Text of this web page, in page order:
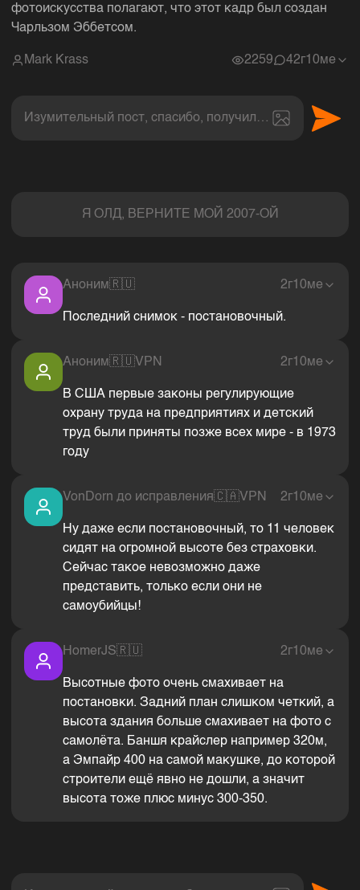
фотоискусства полагают, что этот кадр был создан
Чарльзом Эббетсом.
Mark Krass 2259 42г10ме
Изумительный пост, спасибо, получил величайшее
Я ОЛД, ВЕРНИТЕ МОЙ 2007-ОЙ
Аноним🇷🇺 2г10ме
Последний снимок - постановочный.
Аноним🇷🇺VPN 2г10ме
В США первые законы регулирующие
охрану труда на предприятиях и детский
труд были приняты позже всех мире - в 1973
году
VonDorn до исправления🇨🇦VPN 2г10ме
Ну даже если постановочный, то 11 человек
сидят на огромной высоте без страховки.
Сейчас такое невозможно даже
представить, только если они не
самоубийцы!
HomerJS🇷🇺 2г10ме
Высотные фото очень смахивает на
постановки. Задний план слишком четкий, а
высота здания больше смахивает на фото с
самолёта. Баншя крайслер например 320м,
а Эмпайр 400 на самой макушке, до которой
строители ещё явно не дошли, а значит
высота тоже плюс минус 300-350.